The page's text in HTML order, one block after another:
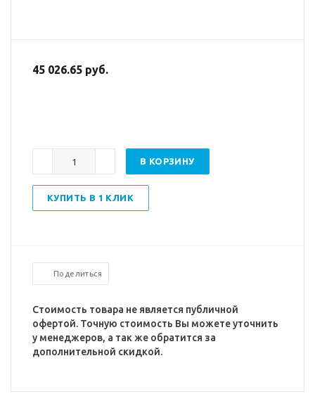
45 026.65 руб.
В КОРЗИНУ
КУПИТЬ В 1 КЛИК
Поделиться
Стоимость товара не является публичной
офертой. Точную стоимость Вы можете уточнить
у менеджеров, а так же обратится за
дополнительной скидкой.